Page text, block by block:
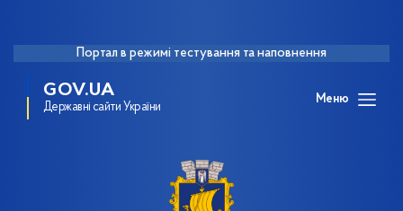
Портал в режимі тестування та наповнення
GOV.UA
Державні сайти України
Меню